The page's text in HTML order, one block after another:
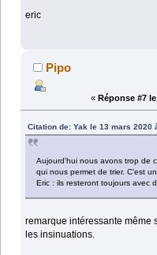
eric
Pipo
« Réponse #7
Citation de: Yak le 13 mars 2020
Aujourd'hui nous avons trop de
qui nous permet de trier. C'est
Eric : ils resteront toujours avec
remarque intéressante même
les insinuations.